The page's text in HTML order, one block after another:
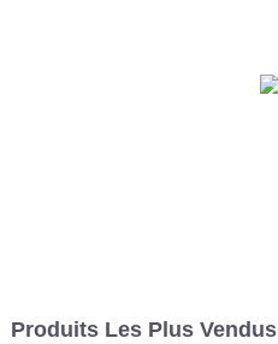
Produits Les Plus Vendus